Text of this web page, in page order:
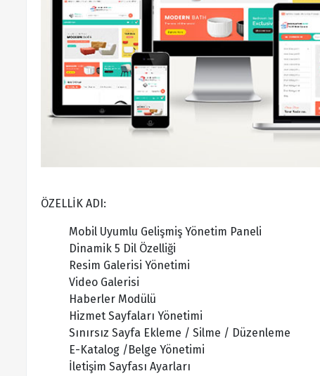
ÖZELLİK ADI:
Mobil Uyumlu Gelişmiş Yönetim Paneli
Dinamik 5 Dil Özelliği
Resim Galerisi Yönetimi
Video Galerisi
Haberler Modülü
Hizmet Sayfaları Yönetimi
Sınırsız Sayfa Ekleme / Silme / Düzenleme
E-Katalog /Belge Yönetimi
İletişim Sayfası Ayarları